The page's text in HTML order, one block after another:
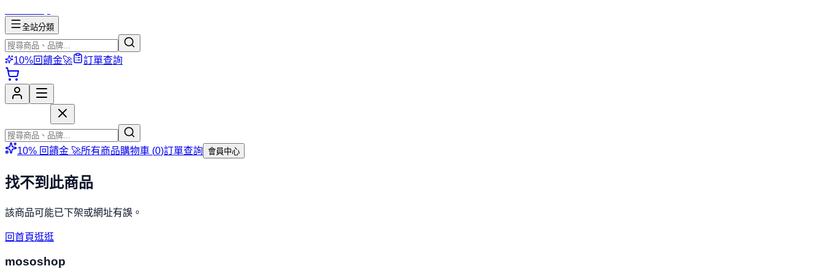
全站分類
10%回饋金🚀 訂單查詢
10% 回饋金 🚀所有商品購物車 (0)訂單查詢 會員中心
找不到此商品
該商品可能已下架或網址有誤。
回首頁逛逛
mososhop